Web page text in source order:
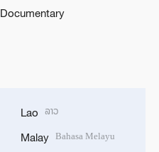
Documentary
Lao ລາວ
Malay Bahasa Melayu